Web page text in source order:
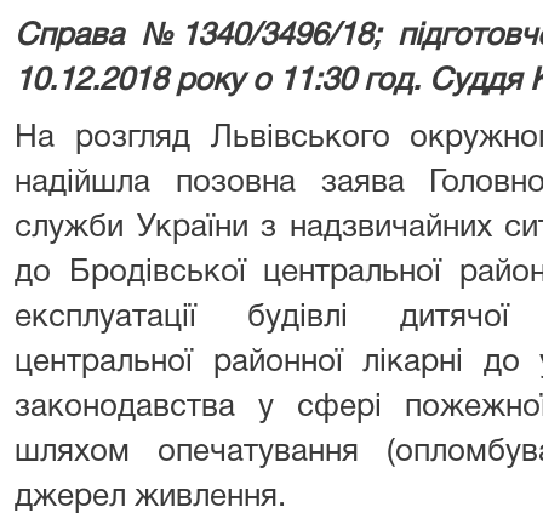
Справа №1340/3496/18;
10.12.2018 року о 11:30 год. Суддя
На розгляд Львівського
надійшла позовна заява
служби України з надзвичайних
до Бродівської центральної
експлуатації будівлі дитячої
центральної районної лікарні
законодавства у сфері
шляхом опечатування
джерел живлення.